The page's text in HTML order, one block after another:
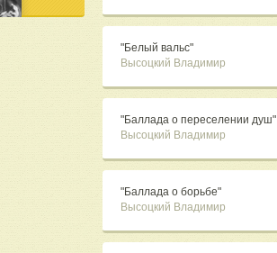
"Белый вальс"
Высоцкий Владимир
"Баллада о переселении душ"
Высоцкий Владимир
"Баллада о борьбе"
Высоцкий Владимир